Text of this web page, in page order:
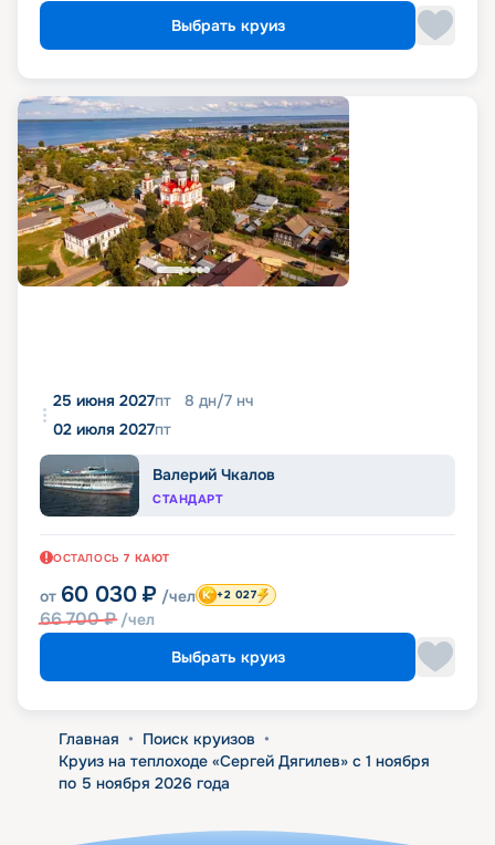
Выбрать круиз
25 июня 2027пт 8 дн/7 нч
02 июля 2027пт
Валерий Чкалов
СТАНДАРТ
ОСТАЛОСЬ 7 КАЮТ
от 60 030 ₽ /чел
66 700₽ /чел
+2 027
Выбрать круиз
Главная • Поиск круизов •
Круиз на теплоходе «Сергей Дягилев» с 1 ноября
по 5 ноября 2026 года